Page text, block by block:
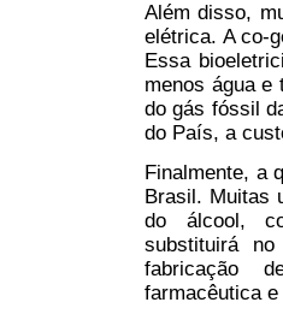
Além disso,
elétrica. A co-
Essa
menos água e
do gás fóssil
do País, a
Finalmente, a
Brasil. Muitas
do álcool,
substituirá
fabricação
farmacêutica